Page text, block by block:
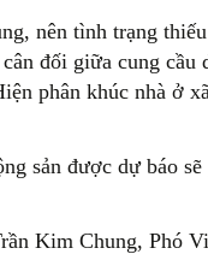
nên tình trạng
đối giữa cung cầu
phân khúc nhà ở
sản được dự báo
Kim Chung, Phó